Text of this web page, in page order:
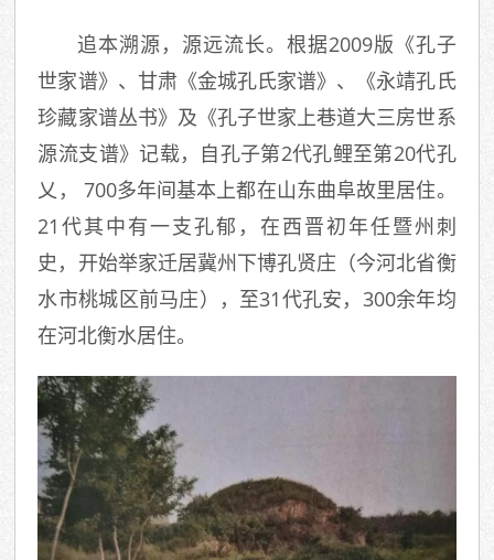
追本溯源，源远流长。根据2009版《孔子
世家谱》、甘肃《金城孔氏家谱》、《永靖孔氏
珍藏家谱丛书》及《孔子世家上巷道大三房世系
源流支谱》记载，自孔子第2代孔鲤至第20代孔
乂， 700多年间基本上都在山东曲阜故里居住。
21代其中有一支孔郁，在西晋初年任暨州刺
史，开始举家迁居冀州下博孔贤庄（今河北省衡
水市桃城区前马庄），至31代孔安，300余年均
在河北衡水居住。